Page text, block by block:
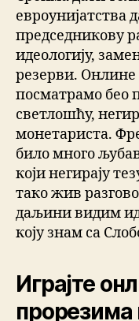
евроунијатства
председникову
идеологију,
резерви. Онлине
посматрамо бео
светлошћу,
монетариста.
било много
који негирају
тако жив
даљини видим
коју знам са
Играјте
прорезима